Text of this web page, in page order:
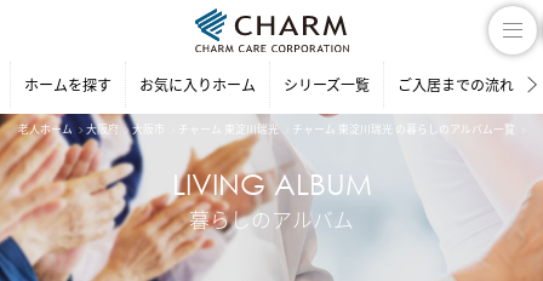
ホームを探す お気に入りホーム シリーズ一覧 ご入居までの流れ
老人ホーム 大阪府 大阪市 チャーム 東淀川瑞光 チャーム 東淀川瑞光 の暮らしのアルバム一覧
LIVING ALBUM
暮らしのアルバム